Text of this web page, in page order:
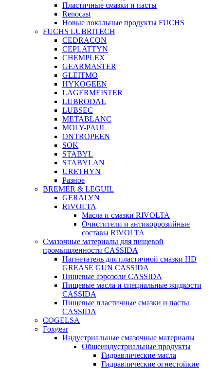
Пластичные смазки и пасты
Renocast
Новые локальные продукты FUCHS
FUCHS LUBRITECH
CEDRACON
CEPLATTYN
CHEMPLEX
GEARMASTER
GLEITMO
HYKOGEEN
LAGERMEISTER
LUBRODAL
LUBSEC
METABLANC
MOLY-PAUL
ONTROPEEN
SOK
STABYL
STABYLAN
URETHYN
Разное
BREMER & LEGUIL
GERALYN
RIVOLTA
Масла и смазки RIVOLTA
Очистители и антикоррозийные
составы RIVOLTA
Смазочные материалы для пищевой
промышленности CASSIDA
Нагнетатель для пластичной смазки HD
GREASE GUN CASSIDA
Пищевые аэрозоли CASSIDA
Пищевые масла и специальные жидкости
CASSIDA
Пищевые пластичные смазки и пасты
CASSIDA
COGELSA
Foxgear
Индустриальные смазочные материалы
Общеиндустриальные продукты
Гидравлические масла
Гидравлические огнестойкие